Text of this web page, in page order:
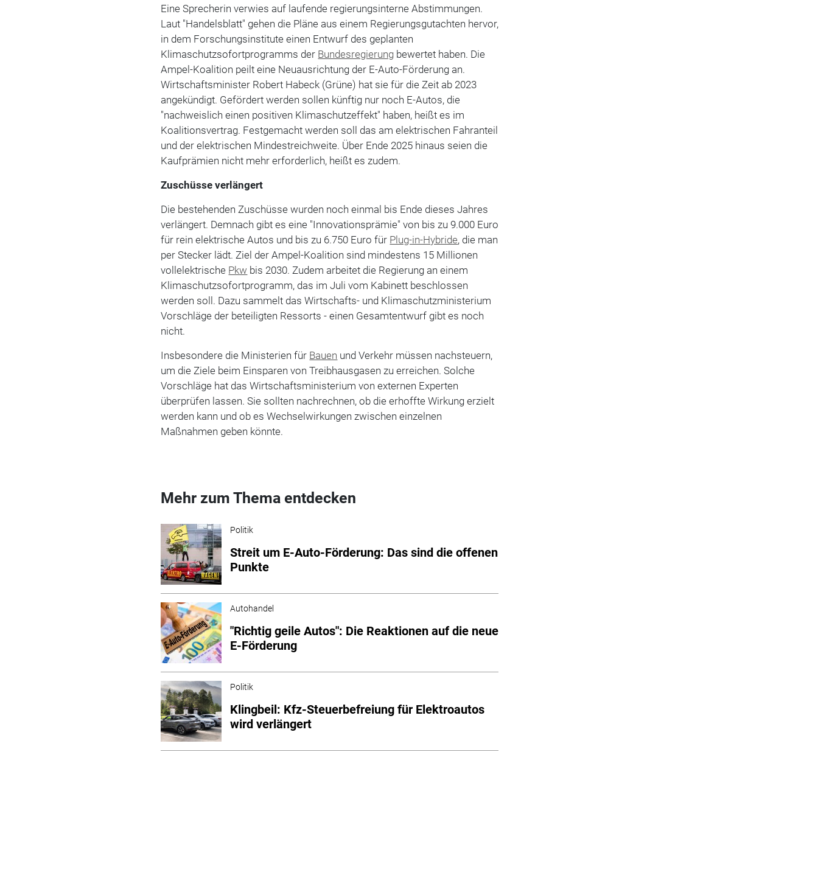
Eine Sprecherin verwies auf laufende regierungsinterne Abstimmungen.
Laut "Handelsblatt" gehen die Pläne aus einem Regierungsgutachten hervor,
in dem Forschungsinstitute einen Entwurf des geplanten
Klimaschutzsofortprogramms der Bundesregierung bewertet haben. Die
Ampel-Koalition peilt eine Neuausrichtung der E-Auto-Förderung an.
Wirtschaftsminister Robert Habeck (Grüne) hat sie für die Zeit ab 2023
angekündigt. Gefördert werden sollen künftig nur noch E-Autos, die
"nachweislich einen positiven Klimaschutzeffekt" haben, heißt es im
Koalitionsvertrag. Festgemacht werden soll das am elektrischen Fahranteil
und der elektrischen Mindestreichweite. Über Ende 2025 hinaus seien die
Kaufprämien nicht mehr erforderlich, heißt es zudem.
Zuschüsse verlängert
Die bestehenden Zuschüsse wurden noch einmal bis Ende dieses Jahres
verlängert. Demnach gibt es eine "Innovationsprämie" von bis zu 9.000 Euro
für rein elektrische Autos und bis zu 6.750 Euro für Plug-in-Hybride, die man
per Stecker lädt. Ziel der Ampel-Koalition sind mindestens 15 Millionen
vollelektrische Pkw bis 2030. Zudem arbeitet die Regierung an einem
Klimaschutzsofortprogramm, das im Juli vom Kabinett beschlossen
werden soll. Dazu sammelt das Wirtschafts- und Klimaschutzministerium
Vorschläge der beteiligten Ressorts - einen Gesamtentwurf gibt es noch
nicht.
Insbesondere die Ministerien für Bauen und Verkehr müssen nachsteuern,
um die Ziele beim Einsparen von Treibhausgasen zu erreichen. Solche
Vorschläge hat das Wirtschaftsministerium von externen Experten
überprüfen lassen. Sie sollten nachrechnen, ob die erhoffte Wirkung erzielt
werden kann und ob es Wechselwirkungen zwischen einzelnen
Maßnahmen geben könnte.
Mehr zum Thema entdecken
Politik
Streit um E-Auto-Förderung: Das sind die offenen
Punkte
Autohandel
"Richtig geile Autos": Die Reaktionen auf die neue
E-Förderung
Politik
Klingbeil: Kfz-Steuerbefreiung für Elektroautos
wird verlängert